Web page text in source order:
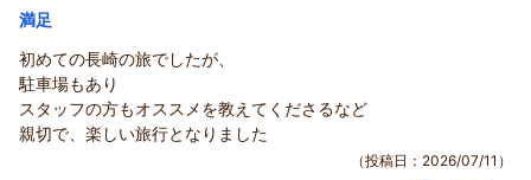
またお客様にお会いできる日を、心よりお待ちいたしておりま
フロント 寺田
支配人
リッチモンドホテル長崎思案橋からの返信
この度は数あるホテルの中からリッチモンドホテル長崎思案橋
をお選びいただき誠にありがとうございます。
客室内の設備にもご満足いただき、ご滞在中は快適にお過ごし
いただけたようで、スタッフ一同大変嬉しく思います。
これからもお客様に快適にお過ごしいただけるようサービス向
満足
初めての長崎の旅でしたが、
駐車場もあり
スタッフの方もオススメを教えてくださるなど
親切で、楽しい旅行となりました
（投稿日：2026/07/11）